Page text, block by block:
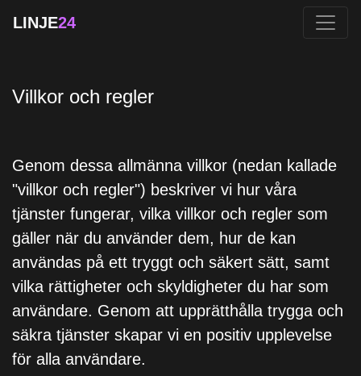
LINJE24
Villkor och regler
Genom dessa allmänna villkor (nedan kallade
"villkor och regler") beskriver vi hur våra
tjänster fungerar, vilka villkor och regler som
gäller när du använder dem, hur de kan
användas på ett tryggt och säkert sätt, samt
vilka rättigheter och skyldigheter du har som
användare. Genom att upprätthålla trygga och
säkra tjänster skapar vi en positiv upplevelse
för alla användare.